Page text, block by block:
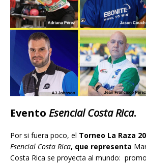
Evento Esencial Costa Rica.
Por si fuera poco, el Torneo La Raza
Esencial Costa Rica, que representa
Costa Rica se proyecta al mundo: